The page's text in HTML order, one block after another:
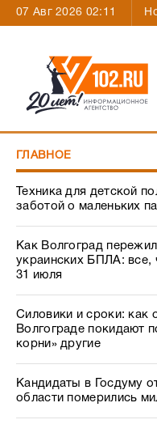
07 Авг 2026 02:11
ГЛАВНОЕ
Техника для детской
заботой о маленьких
Как Волгоград
украинских БПЛА: все,
31 июля
Силовики и сроки: как
Волгограде покидают
корни» другие
Кандидаты в Госдуму
области померились